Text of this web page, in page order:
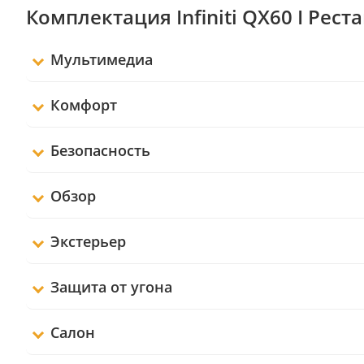
Комплектация Infiniti QX60 I
Мультимедиа
Комфорт
Безопасность
Обзор
Экстерьер
Защита от угона
Салон